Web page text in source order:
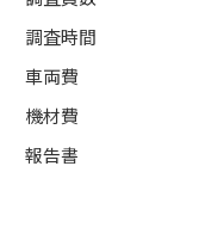
調査時間
車両費
機材費
報告書